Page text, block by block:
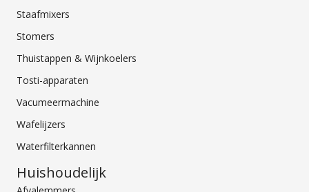
Staafmixers
Stomers
Thuistappen & Wijnkoelers
Tosti-apparaten
Vacumeermachine
Wafelijzers
Waterfilterkannen
Huishoudelijk